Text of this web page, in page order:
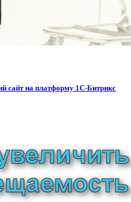
сайт на платформу 1С-Битрикс